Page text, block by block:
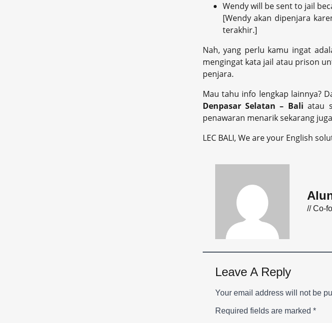
Wendy will be sent to jail
[Wendy akan dipenjara
terakhir.]
Nah, yang perlu kamu ingat
mengingat kata jail atau prison
penjara.
Mau tahu info lengkap lainnya?
Denpasar Selatan – Baliatau
penawaran menarik sekarang
LEC BALI, We are your English
// Co-
Leave A Reply
Your email address will not be
Required fields are marked *